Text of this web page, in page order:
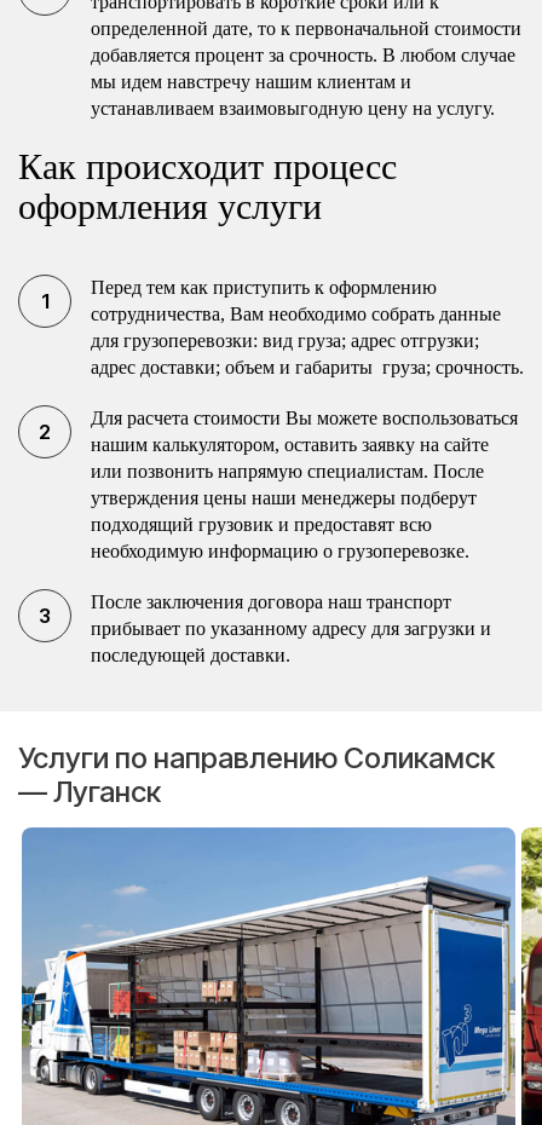
определенной дате, то к первоначальной стоимости
добавляется процент за срочность. В любом случае
мы идем навстречу нашим клиентам и
устанавливаем взаимовыгодную цену на услугу.
Как происходит процесс
оформления услуги
Перед тем как приступить к оформлению
сотрудничества, Вам необходимо собрать данные
для грузоперевозки: вид груза; адрес отгрузки;
адрес доставки; объем и габариты груза; срочность.
Для расчета стоимости Вы можете воспользоваться
нашим калькулятором, оставить заявку на сайте
или позвонить напрямую специалистам. После
утверждения цены наши менеджеры подберут
подходящий грузовик и предоставят всю
необходимую информацию о грузоперевозке.
После заключения договора наш транспорт
прибывает по указанному адресу для загрузки и
последующей доставки.
Услуги по направлению Соликамск
— Луганск